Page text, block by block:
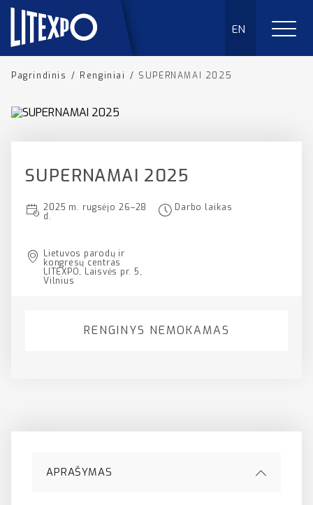
EN
Pagrindinis / Renginiai / SUPERNAMAI 2025
SUPERNAMAI 2025
2025 m. rugsėjo 26–28
d.
Darbo laikas
Lietuvos parodų ir
kongresų centras
LITEXPO, Laisvės pr. 5,
Vilnius
RENGINYS NEMOKAMAS
APRAŠYMAS